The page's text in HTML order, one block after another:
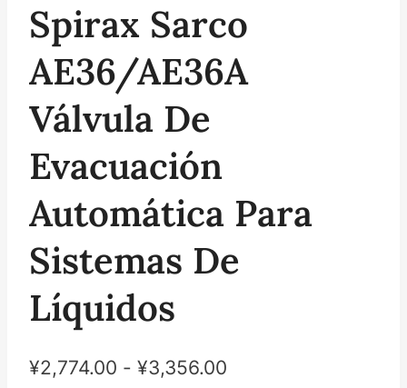
Spirax Sarco
AE36/AE36A
Válvula De
Evacuación
Automática Para
Sistemas De
Líquidos
¥2,774.00 - ¥3,356.00